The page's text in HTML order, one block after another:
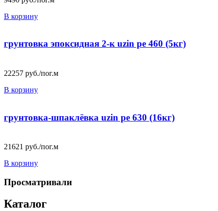
В корзину
грунтовка эпоксидная 2-к uzin pe 460 (5кг)
22257 руб./пог.м
В корзину
грунтовка-шпаклёвка uzin pe 630 (16кг)
21621 руб./пог.м
В корзину
Просматривали
Каталог